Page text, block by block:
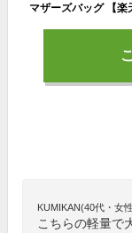
KUMIKAN(40代・女
こちらの軽量で